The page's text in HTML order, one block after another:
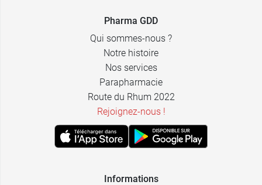
Pharma GDD
Qui sommes-nous ?
Notre histoire
Nos services
Parapharmacie
Route du Rhum 2022
Rejoignez-nous !
Informations